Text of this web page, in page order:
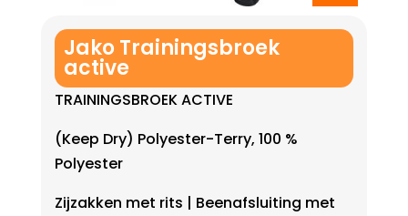
Jako Trainingsbroek
active
TRAININGSBROEK ACTIVE
(Keep Dry) Polyester-Terry, 100 %
Polyester
Zijzakken met rits | Beenafsluiting met